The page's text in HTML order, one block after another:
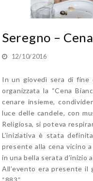
Seregno –
12/10/2016
In un giovedì sera di fine
organizzata la “Cena
cenare insieme,
luce delle candele, con
Religiosa, si poteva
L’iniziativa è stata
presente alla cena vicino
in una bella serata d’inizio
All’evento era presente il